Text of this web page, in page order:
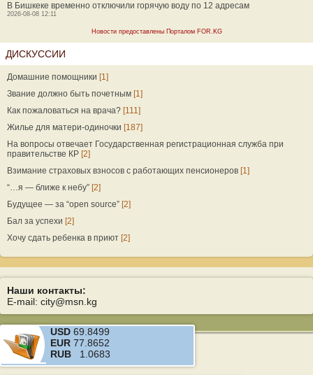
В Бишкеке временно отключили горячую воду по 12 адресам
2026-08-08 12:11
Новости предоставлены Порталом FOR.KG
ДИСКУССИИ
Домашние помощники [1]
Звание должно быть почетным [1]
Как пожаловаться на врача? [111]
Жилье для матери-одиночки [187]
На вопросы отвечает Государственная регистрационная служба при
правительстве КР [2]
Взимание страховых взносов с работающих пенсионеров [1]
“…я — ближе к небу” [2]
Будущее — за “open source” [2]
Бал за успехи [2]
Хочу сдать ребенка в приют [2]
Наши контакты:
E-mail: city@msn.kg
USD 69.8499
EUR 77.8652
RUB 1.0683